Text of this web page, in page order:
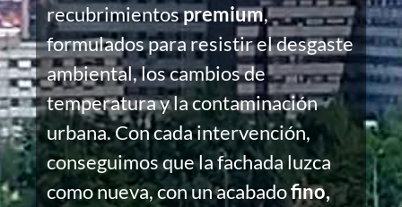
recubrimientospremium,
formulados para resistir el desgaste
ambiental, los cambios de
temperatura y la contaminación
urbana. Con cada intervención,
conseguimos que la fachada luzca
como nueva, con un acabadofino,